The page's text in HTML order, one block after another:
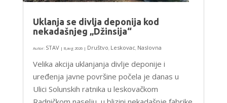
Uklanja se divlja deponija kod
nekadašnjeg „Džinsija“
Autor: STAV | 8,avg 2026| Društvo Leskovac, Naslovna
Velika akcija uklanjanja divlje deponije i
uređenja javne površine počela je danas u
Ulici Solunskih ratnika u leskovačkom